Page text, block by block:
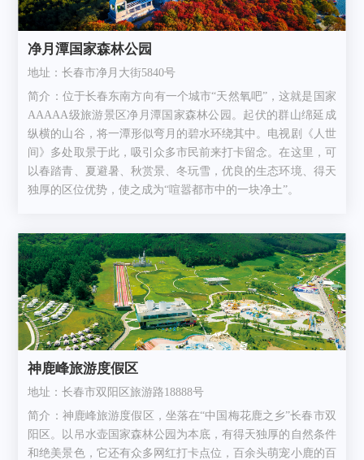
净月潭国家森林公园
地址：长春市净月大街5840号
简介：位于长春东南方向有一个城市“天然氧吧”，这就是国家
AAAAA级旅游景区净月潭国家森林公园。起伏的群山绵延成
纵横的山谷，将一潭形似弯月的碧水环绕其中。电视剧《人世
间》多处取景于此，吸引众多市民前来打卡留念。在这里，可
以春踏青、夏避暑、秋赏景、冬玩雪，优良的生态环境、得天
独厚的区位优势，使之成为“喧嚣都市中的一块净土”。
神鹿峰旅游度假区
地址：长春市双阳区旅游路18888号
简介：神鹿峰旅游度假区，坐落在“中国梅花鹿之乡”长春市双
阳区。以吊水壶国家森林公园为本底，有得天独厚的自然条件
和绝美景色，它还有众多网红打卡点位，百余头萌宠小鹿的百